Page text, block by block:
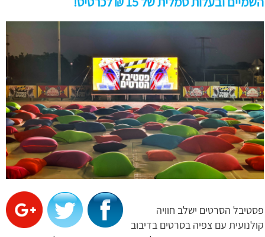
פסטיבל הסרטים ישלב חוויה
קולנועית עם צפיה בסרטים בדיבוב